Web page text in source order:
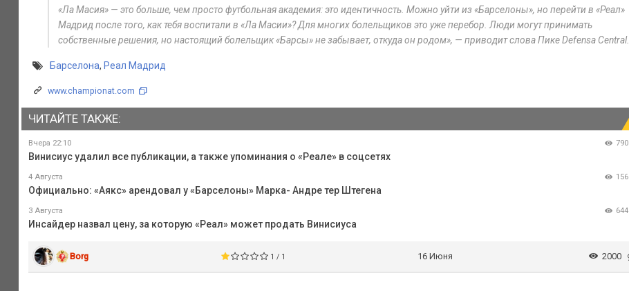
«Ла Масия» — это больше, чем просто футбольная академия: это идентичность. Можно уйти из «Барселоны», но перейти в «Реал»
Мадрид после того, как тебя воспитали в «Ла Масии»? Для многих болельщиков это уже перебор. Люди могут принимать
собственные решения, но настоящий болельщик «Барсы» не забывает, откуда он родом», — приводит слова Пике Defensa Central.
Барселона, Реал Мадрид
www.championat.com
ЧИТАЙТЕ ТАКЖЕ:
Вчера 22:10 790
Винисиус удалил все публикации, а также упоминания о «Реале» в соцсетях
4 Августа 156
Официально: «Аякс» арендовал у «Барселоны» Марка- Андре тер Штегена
3 Августа 644
Инсайдер назвал цену, за которую «Реал» может продать Винисиуса
Borg 1 / 1 16 Июня 2000